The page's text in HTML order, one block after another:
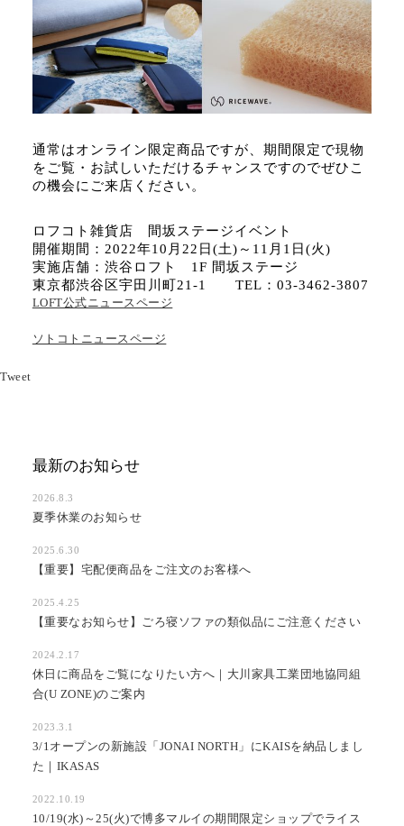
通常はオンライン限定商品ですが、期間限定で現物
をご覧・お試しいただけるチャンスですのでぜひこ
の機会にご来店ください。
ロフコト雑貨店 間坂ステージイベント
開催期間：2022年10月22日(土)～11月1日(火)
実施店舗：渋谷ロフト 1F 間坂ステージ
東京都渋谷区宇田川町21-1 TEL：03-3462-3807
LOFT公式ニュースページ
ソトコトニュースページ
Tweet
最新のお知らせ
2026.8.3
夏季休業のお知らせ
2025.6.30
【重要】宅配便商品をご注文のお客様へ
2025.4.25
【重要なお知らせ】ごろ寝ソファの類似品にご注意ください
2024.2.17
休日に商品をご覧になりたい方へ｜大川家具工業団地協同組
合(U ZONE)のご案内
2023.3.1
3/1オープンの新施設「JONAI NORTH」にKAISを納品しまし
た｜IKASAS
2022.10.19
10/19(水)～25(火)で博多マルイの期間限定ショップでライス